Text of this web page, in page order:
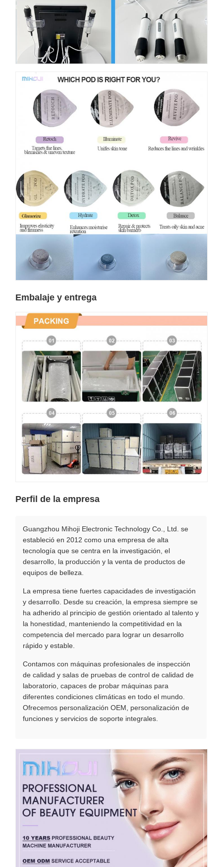
Embalaje y entrega
Perfil de la empresa
Guangzhou Mihoji Electronic Technology Co., Ltd. se
estableció en 2012 como una empresa de alta
tecnología que se centra en la investigación, el
desarrollo, la producción y la venta de productos de
equipos de belleza.
La empresa tiene fuertes capacidades de investigación
y desarrollo. Desde su creación, la empresa siempre se
ha adherido al principio de gestión orientado al talento y
la honestidad, manteniendo la competitividad en la
competencia del mercado para lograr un desarrollo
rápido y estable.
Contamos con máquinas profesionales de inspección
de calidad y salas de pruebas de control de calidad de
laboratorio, capaces de probar máquinas para
diferentes condiciones climáticas en todo el mundo.
Ofrecemos personalización OEM, personalización de
funciones y servicios de soporte integrales.